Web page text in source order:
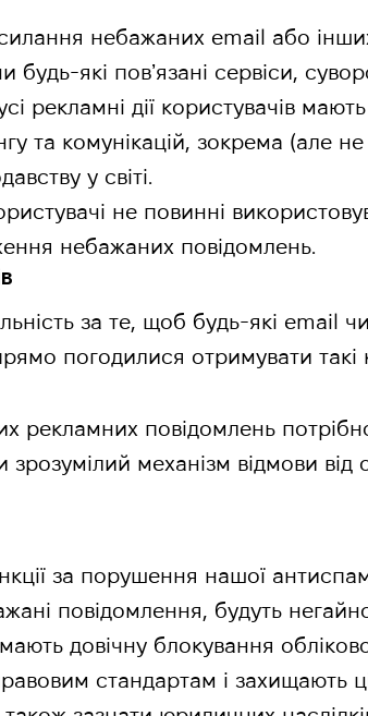
небажаних email або
будь-які повʼязані сервіси,
рекламні дії користувачів
та комунікацій, зокрема (але
у світі.
не повинні
небажаних повідомлень.
за те, щоб будь-які email
погодилися отримувати такі
рекламних повідомлень
зрозумілий механізм відмови від
за порушення нашої
повідомлення, будуть
довічну блокування
стандартам і захищають